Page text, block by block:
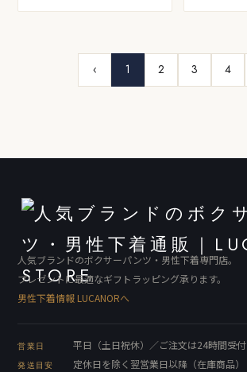
‹ 1 2 3 4
人気ブランドのボクサーパンツ・男性下着専門店。
プレゼントに最適なギフトラッピング承ります。
男性下着情報 LUCANORへ
営業日 平日（土日祝休）／ご注文は24時間受付
発送目安 定休日を除く翌営業日以降（在庫商品）